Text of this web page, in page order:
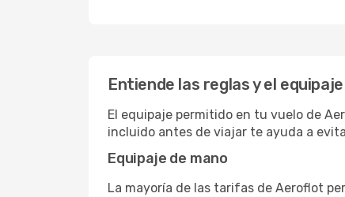
Entiende las reglas y el
El equipaje permitido en tu vuelo de
incluido antes de viajar te ayuda a
Equipaje de mano
La mayoría de las tarifas de Aeroflot